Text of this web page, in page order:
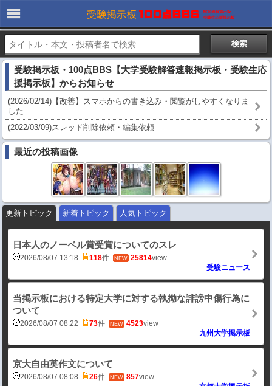
受験掲示板・100点BBS【大学受験解答速報掲示板・受験生応
援掲示板】からお知らせ
(2026/02/14)【改善】スマホからの書き込み・閲覧がしやすくなりま
した
(2022/03/09)スレッド削除依頼・編集依頼
最近の投稿画像
更新トピック 新着トピック 人気トピック
日本人のノーベル賞受賞についてのスレ
2026/08/07 13:18 118件 NEW 25814view
受験ニュース
当掲示板における特定大学に対する執拗な誹謗中傷行為に
ついて
2026/08/07 08:22 73件 NEW 4523view
九州大学掲示板
京大自由英作文について
2026/08/07 08:08 26件 NEW 857view